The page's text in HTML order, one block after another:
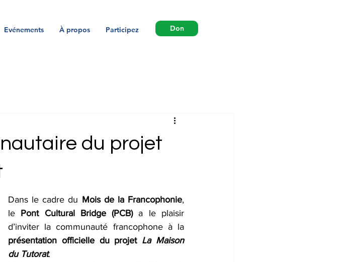
Evénements À propos Participez Don
du projet
Dans le cadre du Mois de la Francophonie,
le Pont Cultural Bridge (PCB) a le plaisir
présentation officielle du projet La Maison
du Tutorat.